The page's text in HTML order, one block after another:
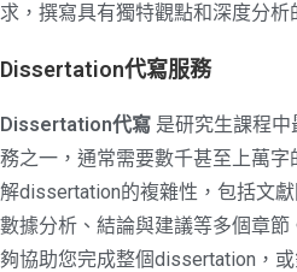
求，撰寫具有獨特觀點和深度分析
Dissertation代寫服務
Dissertation代寫 是研究生課程
務之一，通常需要數千甚至上萬字
解dissertation的複雜性，包括文獻
數據分析、結論與建議等多個章
夠協助您完成整個dissertation，